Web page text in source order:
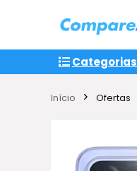
Categorias
Início Ofertas